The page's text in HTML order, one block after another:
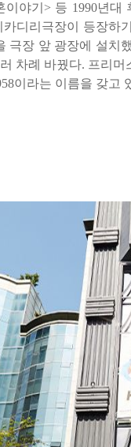
이야기 > 등 1990년대
카디리극장이 등장하
극장 앞 광장에 설치
차례 바꿨다. 프리머
이라는 이름을 갖고